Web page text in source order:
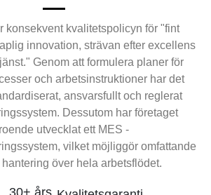
konsekvent kvalitetspolicyn för "fint
innovation, strävan efter excellens
Genom att formulera planer för
och arbetsinstruktioner har det
ansvarsfullt och reglerat
Dessutom har företaget
utvecklat ett MES -
vilket möjliggör omfattande
över hela arbetsflödet.